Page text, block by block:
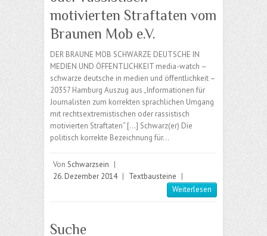
motivierten Straftaten vom
Braunen Mob e.V.
DER BRAUNE MOB SCHWARZE DEUTSCHE IN
MEDIEN UND ÖFFENTLICHKEIT media-watch –
schwarze deutsche in medien und öffentlichkeit –
20357 Hamburg Auszug aus „Informationen für
Journalisten zum korrekten sprachlichen Umgang
mit rechtsextremistischen oder rassistisch
motivierten Straftaten“ […] Schwarz(er) Die
politisch korrekte Bezeichnung für…
Von Schwarzsein |
26. Dezember 2014 | Textbausteine |
Weiterlesen
Suche